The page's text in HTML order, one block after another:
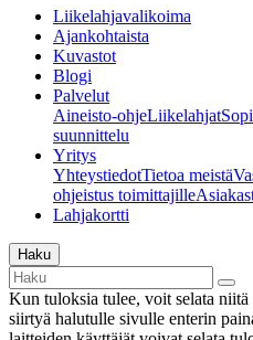
Liikelahjavalikoima
Ajankohtaista
Kuvastot
Blogi
Palvelut
Aineisto-ohjeLiikelahjat
suunnittelu
Yritys
YhteystiedotTietoa meistä
ohjeistus toimittajille
Lahjakortti
Haku
Kun tuloksia tulee, voit selata
siirtyä halutulle sivulle enterin